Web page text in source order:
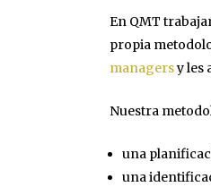
En QMT
propia
managersy les
Nuestra
una
una